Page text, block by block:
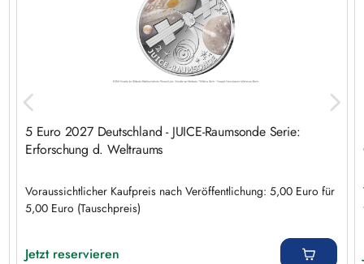
5 Euro 2027 Deutschland - JUICE-Raumsonde Serie:
Erforschung d. Weltraums
Voraussichtlicher Kaufpreis nach Veröffentlichung: 5,00 Euro für
5,00 Euro (Tauschpreis)
Jetzt reservieren